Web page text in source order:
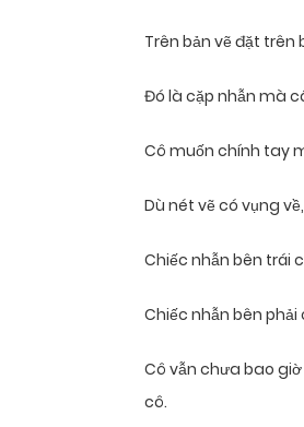
Trên bản vẽ đặt
Đó là cặp nhẫn mà
Cô muốn chính tay
Dù nét vẽ có vụng
Chiếc nhẫn bên trái
Chiếc nhẫn bên
Cô vẫn chưa bao
cô.